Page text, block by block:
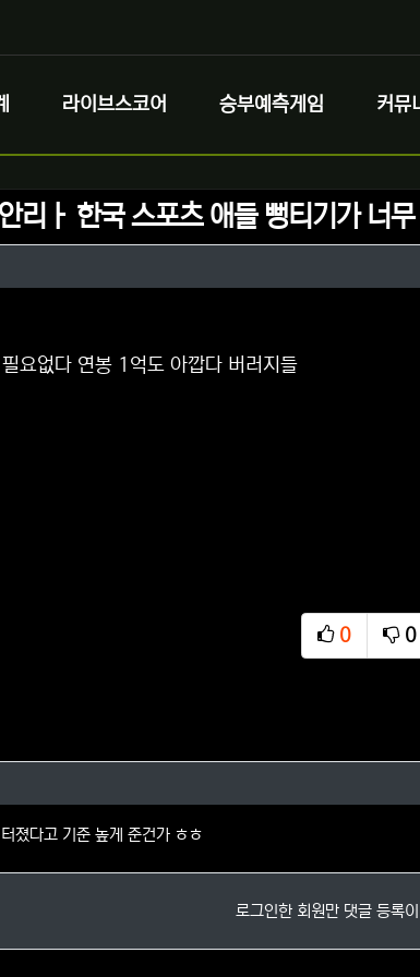
라이브스코어 승부예측게임 커뮤
리ㅏ 한국 스포츠 애들 뻥티기가 너무
요없다 연봉 1억도 아깝다 버러지들
0
추천
0
비
졌다고 기준 높게 준건가 ㅎㅎ
로그인한 회원만 댓글 등록